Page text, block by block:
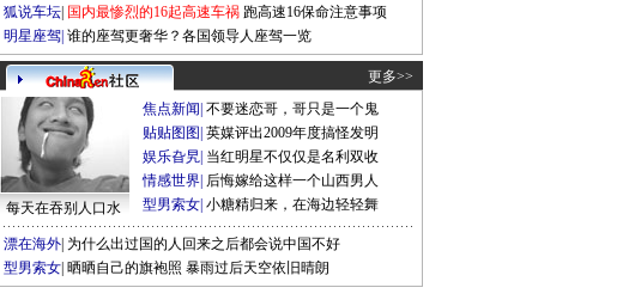
狐说车坛 国内最惨烈的16起高速车祸 跑高速16保命注意事项
明星座驾 谁的座驾更奢华？各国领导人座驾一览
更多>>
每天在吞别人口水
焦点新闻 不要迷恋哥，哥只是一个鬼
贴贴图图 英媒评出2009年度搞怪发明
娱乐旮旯 当红明星不仅仅是名利双收
情感世界 后悔嫁给这样一个山西男人
型男索女 小糖精归来，在海边轻轻舞
漂在海外 为什么出过国的人回来之后都会说中国不好
型男索女 晒晒自己的旗袍照 暴雨过后天空依旧晴朗